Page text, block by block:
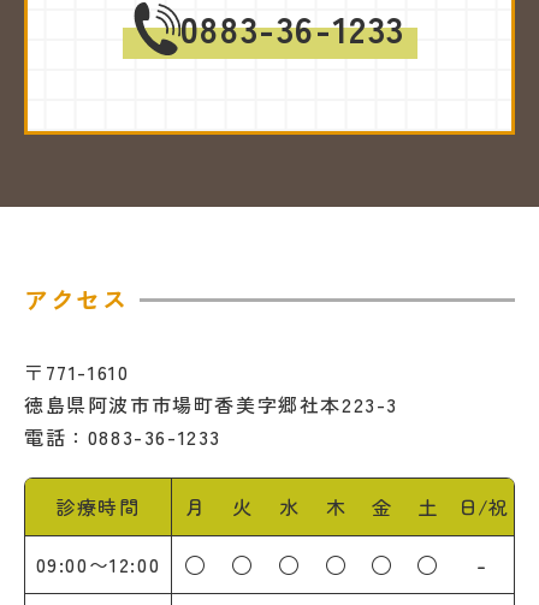
0883-36-1233
アクセス
〒771-1610
徳島県阿波市市場町香美字郷社本223-3
電話：0883-36-1233
診療時間 月 火 水 木 金 土
日/祝
09:00〜12:00
○ ○ ○ ○ ○ ○ -